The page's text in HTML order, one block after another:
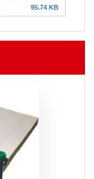
95.74 KB